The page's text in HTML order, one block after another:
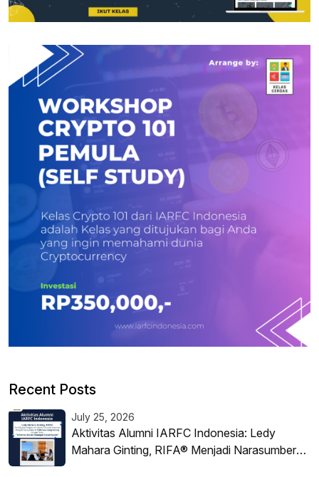
Recent Posts
July 25, 2026
Aktivitas Alumni IARFC Indonesia: Ledy
Mahara Ginting, RIFA® Menjadi Narasumber